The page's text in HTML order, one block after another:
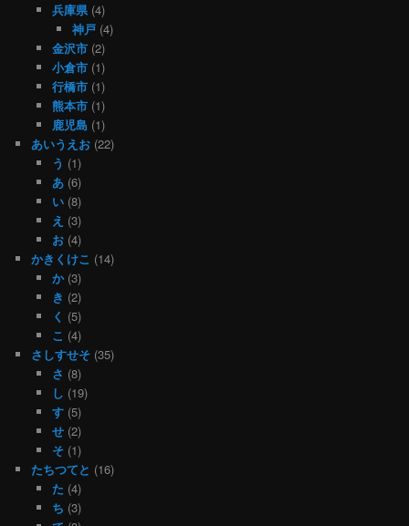
兵庫県(4)
神戸 (4)
金沢市(2)
小倉市(1)
行橋市(1)
熊本市(1)
鹿児島 (1)
あいうえお (22)
う (1)
あ(6)
い(8)
え (3)
お(4)
かきくけこ (14)
か(3)
き (2)
く (5)
こ (4)
さしすせそ (35)
さ (8)
し (19)
す(5)
せ(2)
そ(1)
たちつてと (16)
た (4)
ち (3)